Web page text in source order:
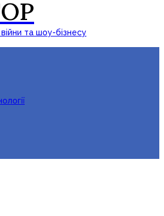
та шоу-бізнесу